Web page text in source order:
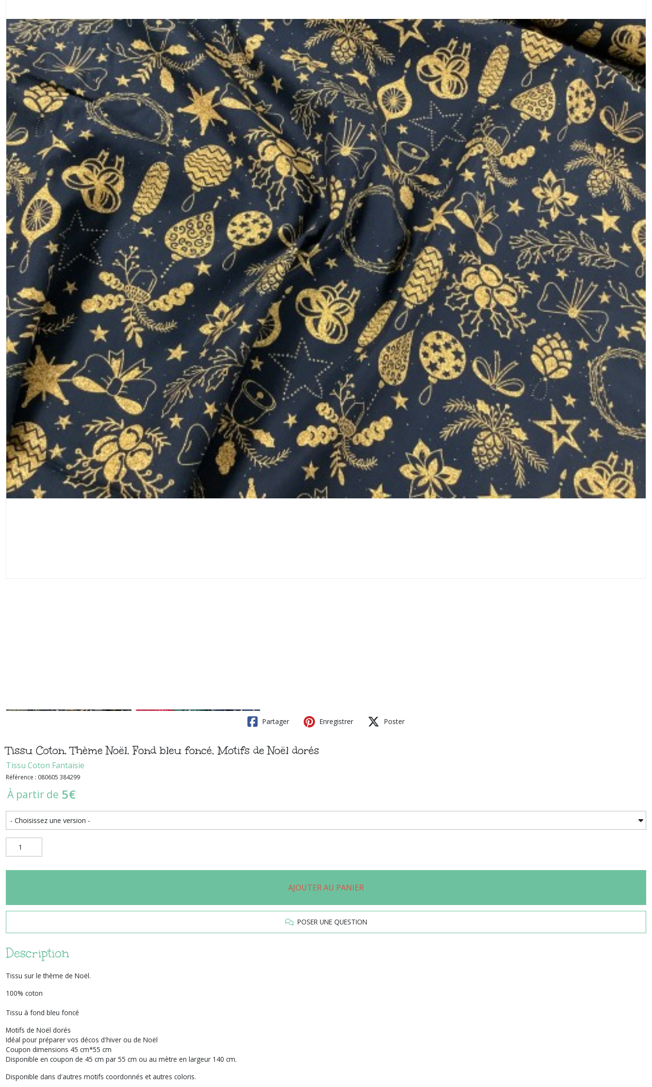
Partager Enregistrer Poster
Tissu Coton, Thème Noël, Fond bleu foncé, Motifs de Noël dorés
Tissu Coton Fantaisie
Référence : 080605 384299
À partir de 5€
AJOUTER AU PANIER
POSER UNE QUESTION
Description
Tissu sur le thème de Noël.
100% coton
Tissu à fond bleu foncé
Motifs de Noël dorés
Idéal pour préparer vos décos d'hiver ou de Noël
Coupon dimensions 45 cm*55 cm
Disponible en coupon de 45 cm par 55 cm ou au mètre en largeur 140 cm.
Disponible dans d'autres motifs coordonnés et autres coloris.